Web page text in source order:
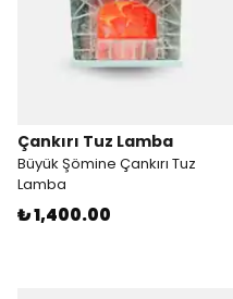
Çankırı Tuz Lamba
Büyük Şömine Çankırı Tuz
Lamba
₺ 1,400.00